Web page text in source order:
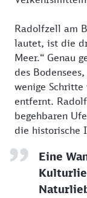
Radolfzell am
lautet, ist die
Meer.“ Genau
des
wenige Schritte
entfernt.
begehbaren
die historische
Eine